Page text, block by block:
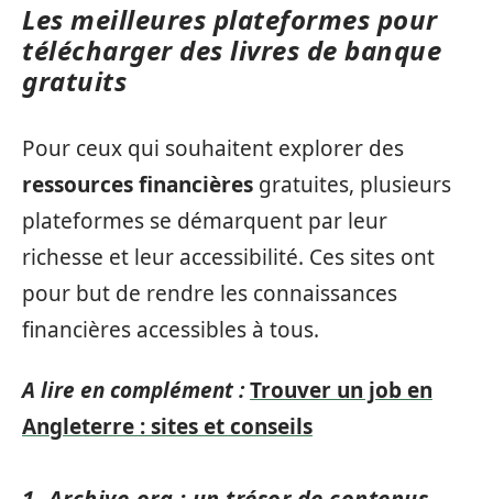
Les meilleures plateformes pour
télécharger des livres de banque
gratuits
Pour ceux qui souhaitent explorer des
ressources financières gratuites, plusieurs
plateformes se démarquent par leur
richesse et leur accessibilité. Ces sites ont
pour but de rendre les connaissances
financières accessibles à tous.
A lire en complément :Trouver un job en
Angleterre : sites et conseils